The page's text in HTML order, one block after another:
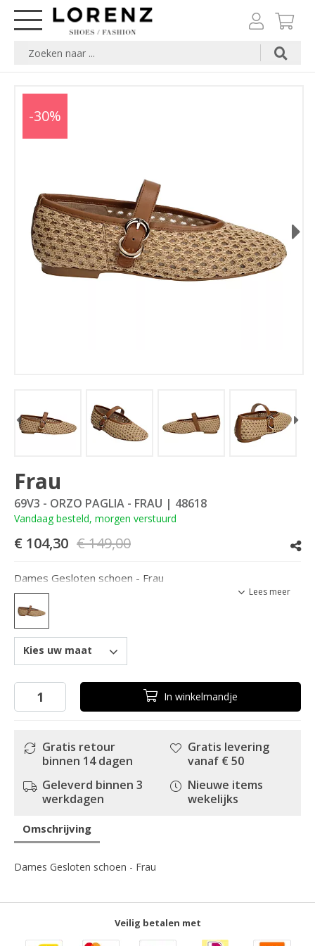
-30%
Next
Frau
69V3 - ORZO PAGLIA - FRAU | 48618
Vandaag besteld, morgen verstuurd
€ 149,00
€ 104,30
Dames Gesloten schoen - Frau
Lees meer
Kies uw maat
In winkelmandje
Gratis retour
binnen 14 dagen
Geleverd binnen 3
werkdagen
Gratis levering
vanaf € 50
Nieuwe items
wekelijks
Omschrijving
Dames Gesloten schoen - Frau
Veilig betalen met